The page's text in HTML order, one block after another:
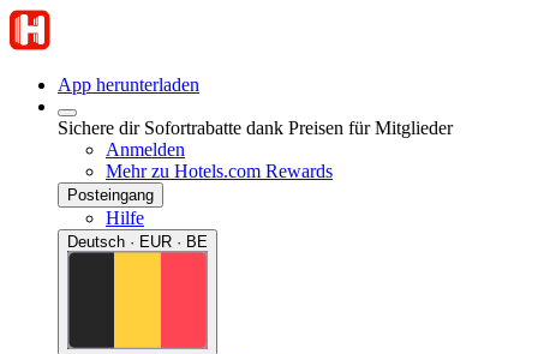
App herunterladen
Sichere dir Sofortrabatte dank Preisen für Mitglieder
Anmelden
Mehr zu Hotels.com Rewards
Posteingang
Hilfe
Deutsch · EUR · BE